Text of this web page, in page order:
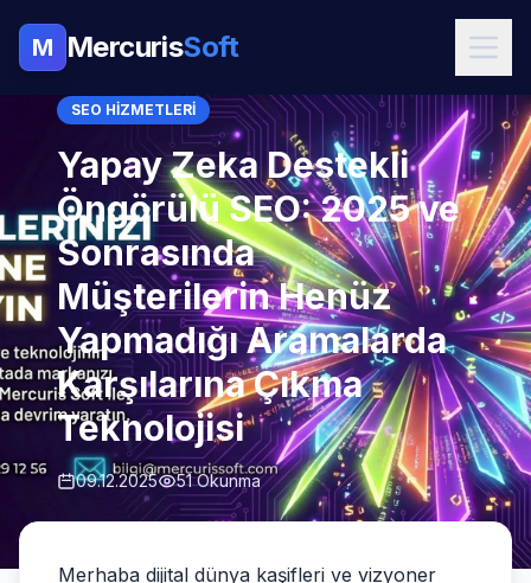
M MercurisSoft
SEO HIZMETLERI
Yapay Zeka Destekli
Öngörülü SEO: 2025 ve
Sonrasında
Müşterilerin Henüz
Yapmadığı Aramalarda
Karşılarına Çıkma
Teknolojisi
09.12.2025 51 Okunma
Merhaba dijital dünya kaşifleri ve vizyoner